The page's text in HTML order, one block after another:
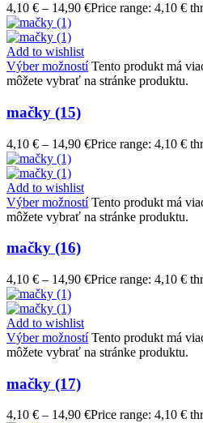
4,10 € – 14,90 €Price range: 4,10 €
Add to wishlist
Výber možností Tento produkt má
môžete vybrať na stránke produktu.
mačky (15)
4,10 € – 14,90 €Price range: 4,10 €
Add to wishlist
Výber možností Tento produkt má
môžete vybrať na stránke produktu.
mačky (16)
4,10 € – 14,90 €Price range: 4,10 €
Add to wishlist
Výber možností Tento produkt má
môžete vybrať na stránke produktu.
mačky (17)
4,10 € – 14,90 €Price range: 4,10 €